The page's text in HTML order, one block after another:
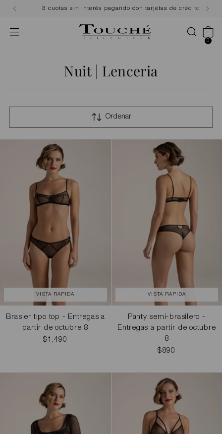
3 cuotas sin interés pagando con tarjetas de crédito
0
Nuit | Lenceria
Ordenar
VISTA RÁPIDA
Brasier tipo top - Entregas a
partir de octubre 8
$1,490
VISTA RÁPIDA
Panty semi-brasilero -
Entregas a partir de octubre
8
$890